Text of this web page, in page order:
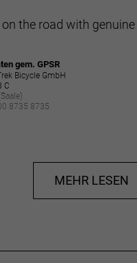
on the road with
gem. GPSR
Bicycle GmbH
C
8735 8735
MEHR LESEN